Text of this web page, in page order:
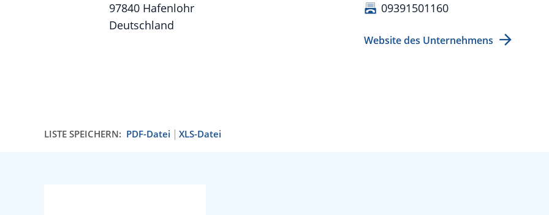
97840 Hafenlohr
Deutschland
09391501160
Website des Unternehmens
LISTE SPEICHERN: PDF-Datei XLS-Datei